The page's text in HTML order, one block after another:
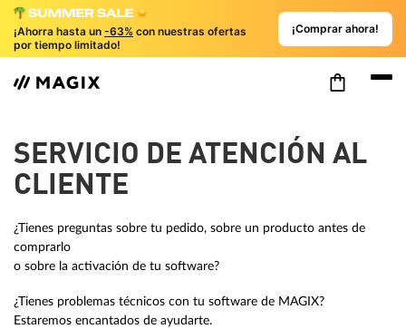
¡Ahorra hasta un -63% con nuestras ofertas
por tiempo limitado!
¡Comprar ahora!
SERVICIO DE ATENCIÓN AL
CLIENTE
¿Tienes preguntas sobre tu pedido, sobre un producto antes de
comprarlo
o sobre la activación de tu software?
¿Tienes problemas técnicos con tu software de MAGIX?
Estaremos encantados de ayudarte.